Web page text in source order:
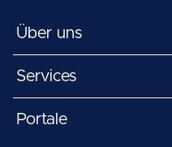
Über uns
Services
Portale